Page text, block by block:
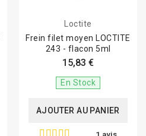
Loctite
Frein filet moyen LOCTITE
243 - flacon 5ml
15,83 €
En Stock
AJOUTER AU PANIER